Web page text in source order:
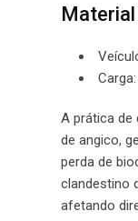
A prática de
de angico,
perda de
clandestino
afetando